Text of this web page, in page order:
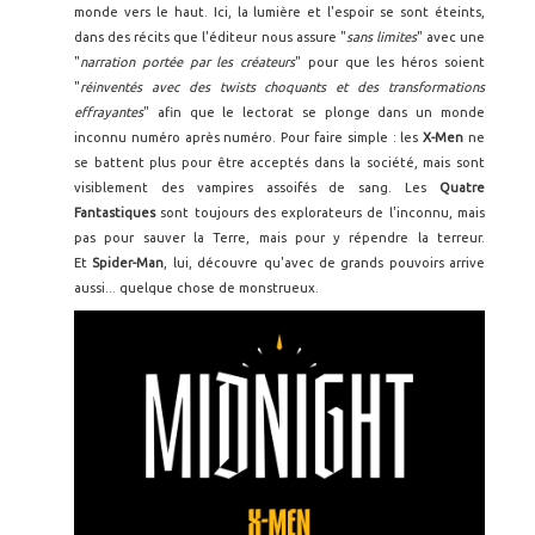
monde vers le haut. Ici, la lumière et l'espoir se sont éteints,
dans des récits que l'éditeur nous assure "sans limites" avec une
"narration portée par les créateurs" pour que les héros soient
"réinventés avec des twists choquants et des transformations
effrayantes" afin que le lectorat se plonge dans un monde
inconnu numéro après numéro. Pour faire simple : lesX-Menne
se battent plus pour être acceptés dans la société, mais sont
visiblement des vampires assoifés de sang. Les Quatre
Fantastiques sont toujours des explorateurs de l'inconnu, mais
pas pour sauver la Terre, mais pour y répendre la terreur.
Et Spider-Man , lui, découvre qu'avec de grands pouvoirs arrive
aussi... quelque chose de monstrueux.